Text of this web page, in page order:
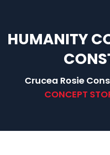
HUMANITY
Crucea Rosie
CONCEPT